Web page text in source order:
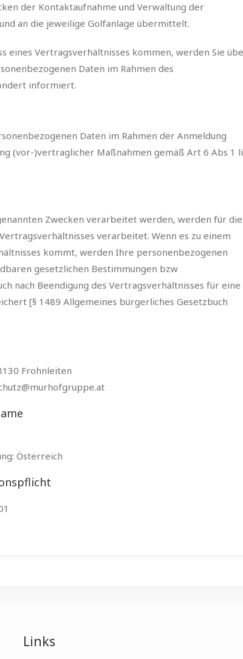
der Kontaktaufnahme und Verwaltung der
an die jeweilige Golfanlage übermittelt.
eines Vertragsverhältnisses kommen, werden Sie
Daten im Rahmen des
informiert.
Daten im Rahmen der Anmeldung
(vor-)vertraglicher Maßnahmen gemäß Art 6 Abs 1
Zwecken verarbeitet werden, werden für die
verarbeitet. Wenn es zu einem
kommt, werden Ihre personenbezogenen
gesetzlichen Bestimmungen bzw
nach Beendigung des Vertragsverhältnisses für eine
[§ 1489 Allgemeines bürgerliches Gesetzbuch
Frohnleiten
Österreich
Links